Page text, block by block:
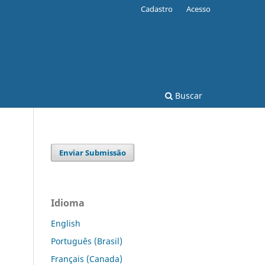
Buscar
Cadastro Acesso
Enviar Submissão
Idioma
English
Português (Brasil)
Français (Canada)